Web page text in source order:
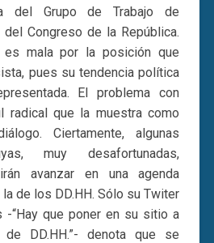
del Grupo de Trabajo de
del Congreso de la República.
es mala por la posición que
pues su tendencia política
El problema con
radical que la muestra como
Ciertamente, algunas
muy desafortunadas,
avanzar en una agenda
de los DD.HH. Sólo su Twiter
-“Hay que poner en su sitio a
DD.HH.”- denota que se